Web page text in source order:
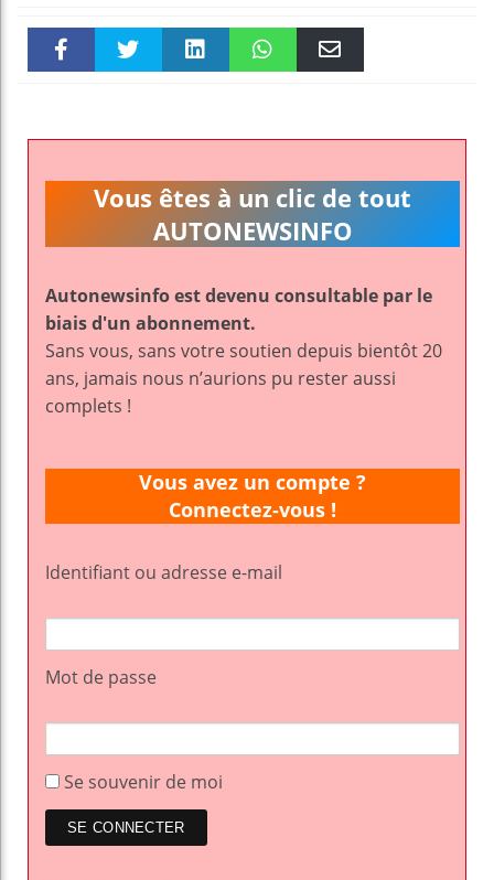
k pt
Vous êtes à un clic de tout
AUTONEWSINFO
Autonewsinfo est devenu consultable par le
biais d'un abonnement.
Sans vous, sans votre soutien depuis bientôt 20
ans, jamais nous n’aurions pu rester aussi
complets !
Vous avez un compte ?
Connectez-vous !
Identifiant ou adresse e-mail
Mot de passe
Se souvenir de moi